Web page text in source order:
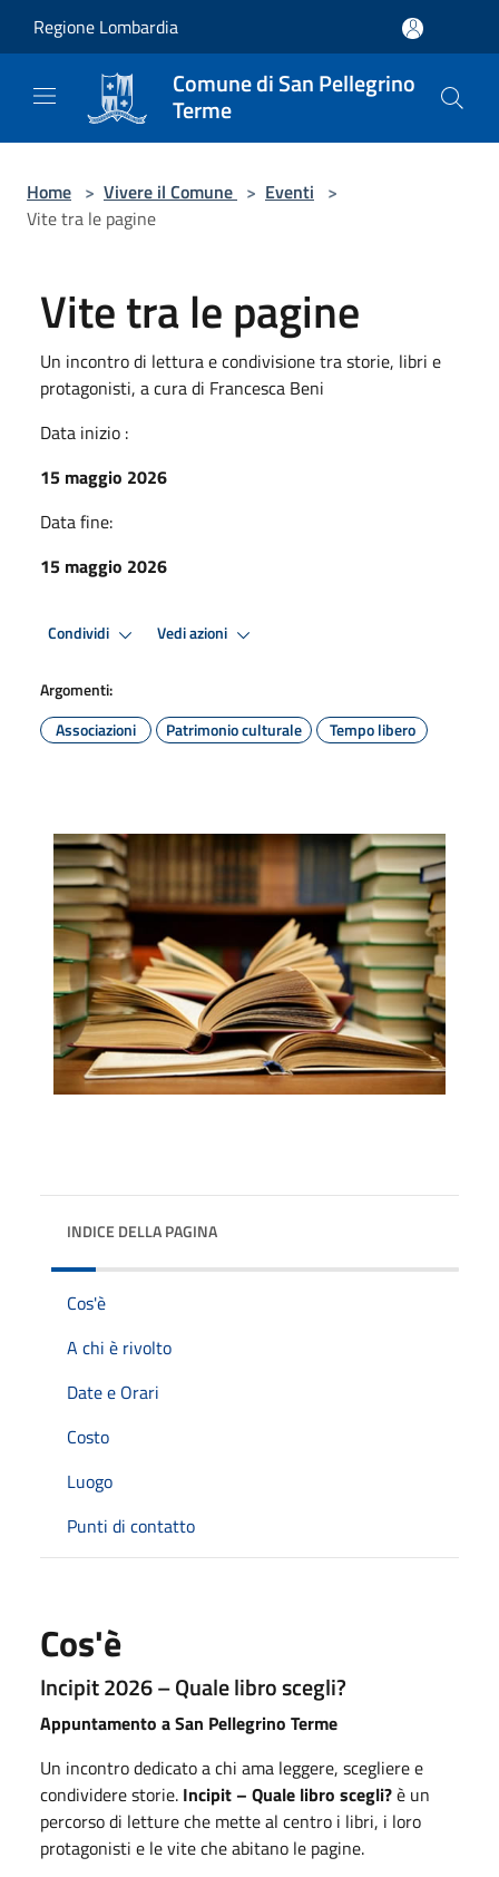
Regione Lombardia
Comune di San Pellegrino
Terme
Home > Vivere il Comune > Eventi >
Vite tra le pagine
Vite tra le pagine
Un incontro di lettura e condivisione tra storie, libri e
protagonisti, a cura di Francesca Beni
Data inizio :
15 maggio 2026
Data fine:
15 maggio 2026
Condividi Vedi azioni
Argomenti:
Associazioni
Patrimonio culturale Tempo libero
INDICE DELLA PAGINA
Cos'è
A chi è rivolto
Date e Orari
Costo
Luogo
Punti di contatto
Cos'è
Incipit 2026 – Quale libro scegli?
Appuntamento a San Pellegrino Terme
Un incontro dedicato a chi ama leggere, scegliere e
condividere storie. Incipit – Quale libro scegli?è un
percorso di letture che mette al centro i libri, i loro
protagonisti e le vite che abitano le pagine.